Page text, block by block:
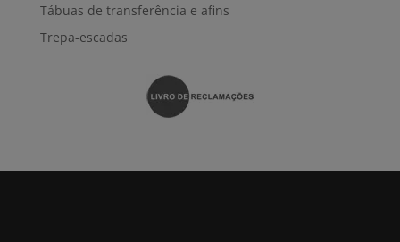
Tábuas de transferência e afins
Trepa-escadas